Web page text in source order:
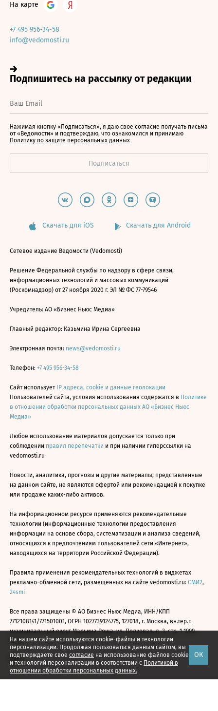
На нашем сайте используются cookie-файлы и технологии
персонализации. Продолжая пользоваться данным сайтом, вы
подтверждаете свое согласие на использование файлов cookie
и технологий персонализации в соответствии с Политикой в
отношении обработки персональных данных.
ОК
На карте
+7 495 956-34-58
info@vedomosti.ru
Нажимая кнопку «Подписаться», я даю свое согласие получать письма
от «Ведомости» и подтверждаю, что ознакомился и принимаю
Политику по защите персональных данных
Скачать для iOS Скачать для Android
Сетевое издание Ведомости (Vedomosti)
Решение Федеральной службы по надзору в сфере связи,
информационных технологий и массовых коммуникаций
(Роскомнадзор) от 27 ноября 2020 г. ЭЛ № ФС 77-79546
Учредитель: АО «Бизнес Ньюс Медиа»
Главный редактор: Казьмина Ирина Сергеевна
Электронная почта: news@vedomosti.ru
Телефон: +7 495 956-34-58
Сайт использует IP адреса, cookie и данные геолокации
Пользователей сайта, условия использования содержатся в Политике
в отношении обработки персональных данных АО «Бизнес Ньюс
Медиа»
Любое использование материалов допускается только при
соблюдении правил перепечатки и при наличии гиперссылки на
vedomosti.ru
Новости, аналитика, прогнозы и другие материалы, представленные
на данном сайте, не являются офертой или рекомендацией к покупке
или продаже каких-либо активов.
На информационном ресурсе применяются рекомендательные
технологии (информационные технологии предоставления
информации на основе сбора, систематизации и анализа сведений,
относящихся к предпочтениям пользователей сети «Интернет»,
находящихся на территории Российской Федерации).
Правила применения рекомендательных технологий в виджетах
рекламно-обменной сети, размещенных на сайте vedomosti.ru: СМИ2,
24smi
Все права защищены © АО Бизнес Ньюс Медиа, ИНН/КПП
7712108141/771501001, ОГРН 1027739124775, 127018, г. Москва, вн.тер.г.
муниципальный округ Марьина Роща, ул. Полковая, д. 3, стр. 1 1999—
2026